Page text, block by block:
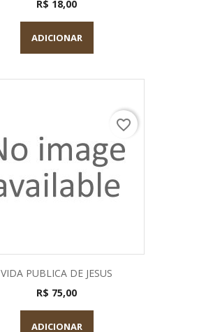
R$ 18,00
ADICIONAR
VIDA PUBLICA DE JESUS
R$ 75,00
ADICIONAR
favorite_border